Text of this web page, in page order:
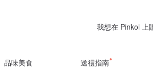
我想在 Pinkoi 上
品味美食 送禮指南